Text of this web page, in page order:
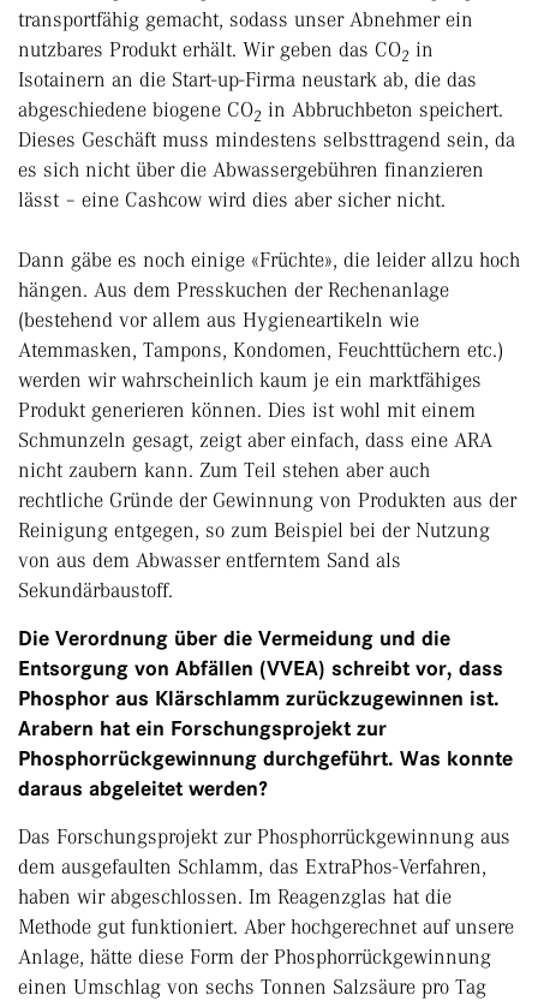
transportfähig gemacht, sodass unser Abnehmer ein
nutzbares Produkt erhält. Wir geben das CO2 in
Isotainern an die Start-up-Firma neustark ab, die das
abgeschiedene biogene CO2 in Abbruch­beton speichert.
Dieses Geschäft muss mindestens selbsttragend sein, da
es sich nicht über die Abwassergebühren finanzieren
lässt – eine Cashcow wird dies aber sicher nicht.
Dann gäbe es noch einige «Früchte», die leider allzu hoch
hängen. Aus dem Presskuchen der Rechenanlage
(bestehend vor allem aus Hygieneartikeln wie
Atemmasken, Tampons, Kondomen, Feuchttüchern etc.)
werden wir wahrscheinlich kaum je ein marktfähiges
Produkt generieren können. Dies ist wohl mit einem
Schmunzeln gesagt, zeigt aber einfach, dass eine ARA
nicht zaubern kann. Zum Teil stehen aber auch
rechtliche Gründe der Gewinnung von Produkten aus der
Reinigung entgegen, so zum Beispiel bei der Nutzung
von aus dem Abwasser entferntem Sand als
Sekundärbaustoff.
Die Verordnung über die Vermeidung und die
Entsorgung von Abfällen (VVEA) schreibt vor, dass
Phosphor aus Klärschlamm zurückzugewinnen ist.
Arabern hat ein Forschungs­projekt zur
Phosphorrückgewinnung durchgeführt. Was konnte
daraus abgeleitet werden?
Das Forschungsprojekt zur Phosphorrückgewinnung aus
dem ausgefaulten Schlamm, das ExtraPhos-Verfahren,
haben wir abgeschlossen. Im Reagenzglas hat die
Methode gut funktioniert. Aber hochgerechnet auf unsere
Anlage, hätte diese Form der Phosphorrückgewinnung
einen Umschlag von sechs Tonnen Salzsäure pro Tag